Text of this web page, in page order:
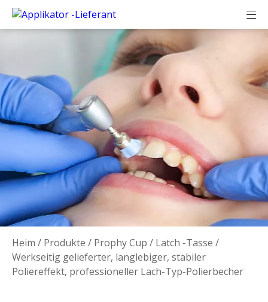
Heim / Produkte / Prophy Cup / Latch -Tasse /
Werkseitig gelieferter, langlebiger, stabiler
Poliereffekt, professioneller Lach-Typ-Polierbecher